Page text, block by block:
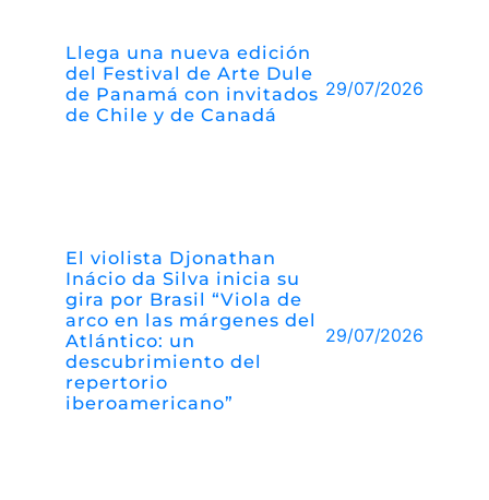
Llega una nueva edición
del Festival de Arte Dule
de Panamá con invitados
de Chile y de Canadá
29/07/2026
El violista Djonathan
Inácio da Silva inicia su
gira por Brasil “Viola de
arco en las márgenes del
Atlántico: un
descubrimiento del
repertorio
iberoamericano”
29/07/2026